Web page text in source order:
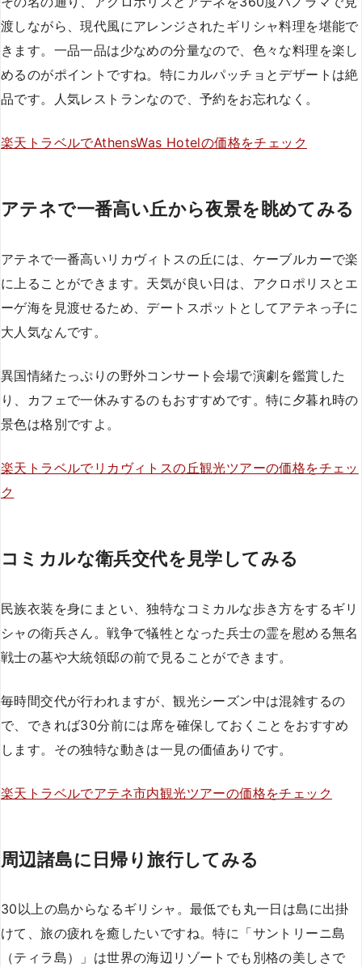
渡しながら、現代風にアレンジされたギリシャ料理を堪能で
きます。一品一品は少なめの分量なので、色々な料理を楽し
めるのがポイントですね。特にカルパッチョとデザートは絶
品です。人気レストランなので、予約をお忘れなく。
楽天トラベルでAthensWas Hotelの価格をチェック
アテネで一番高い丘から夜景を眺めてみる
アテネで一番高いリカヴィトスの丘には、ケーブルカーで楽
に上ることができます。天気が良い日は、アクロポリスとエ
ーゲ海を見渡せるため、デートスポットとしてアテネっ子に
大人気なんです。
異国情緒たっぷりの野外コンサート会場で演劇を鑑賞した
り、カフェで一休みするのもおすすめです。特に夕暮れ時の
景色は格別ですよ。
楽天トラベルでリカヴィトスの丘観光ツアーの価格をチェッ
ク
コミカルな衛兵交代を見学してみる
民族衣装を身にまとい、独特なコミカルな歩き方をするギリ
シャの衛兵さん。戦争で犠牲となった兵士の霊を慰める無名
戦士の墓や大統領邸の前で見ることができます。
毎時間交代が行われますが、観光シーズン中は混雑するの
で、できれば30分前には席を確保しておくことをおすすめ
します。その独特な動きは一見の価値ありです。
楽天トラベルでアテネ市内観光ツアーの価格をチェック
周辺諸島に日帰り旅行してみる
30以上の島からなるギリシャ。最低でも丸一日は島に出掛
けて、旅の疲れを癒したいですね。特に「サントリーニ島
（ティラ島）」は世界の海辺リゾートでも別格の美しさで